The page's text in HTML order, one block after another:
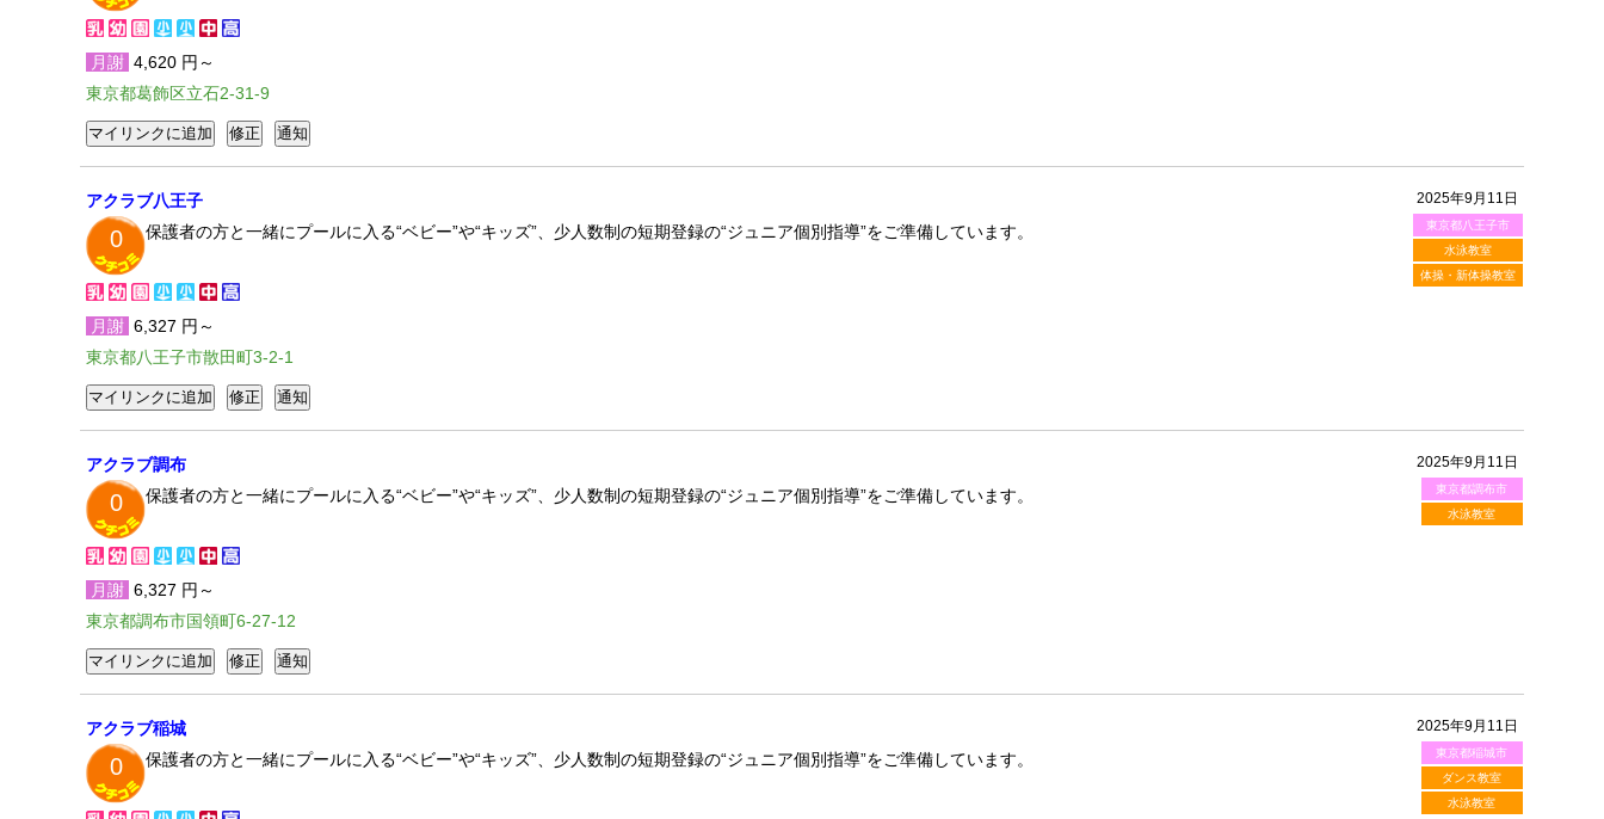
月謝 4,620 円～
東京都葛飾区立石2-31-9
2025年9月11日
東京都八王子市
水泳教室
体操・新体操教室
アクラブ八王子
0 保護者の方と一緒にプールに入る“ベビー”や“キッズ”、少人数制の短期登録の“ジュニア個別指導”をご準備しています。
月謝 6,327 円～
東京都八王子市散田町3-2-1
2025年9月11日
東京都調布市
水泳教室
アクラブ調布
0 保護者の方と一緒にプールに入る“ベビー”や“キッズ”、少人数制の短期登録の“ジュニア個別指導”をご準備しています。
月謝 6,327 円～
東京都調布市国領町6-27-12
2025年9月11日
東京都稲城市
ダンス教室
水泳教室
アクラブ稲城
0 保護者の方と一緒にプールに入る“ベビー”や“キッズ”、少人数制の短期登録の“ジュニア個別指導”をご準備しています。